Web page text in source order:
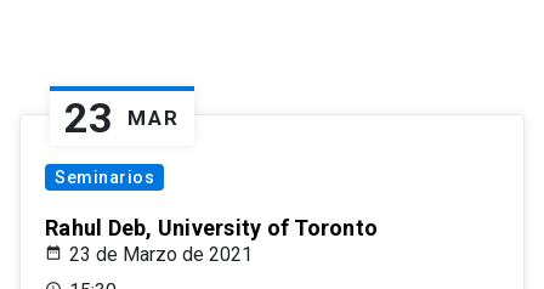
23 MAR
Seminarios
Rahul Deb, University of Toronto
23 de Marzo de 2021